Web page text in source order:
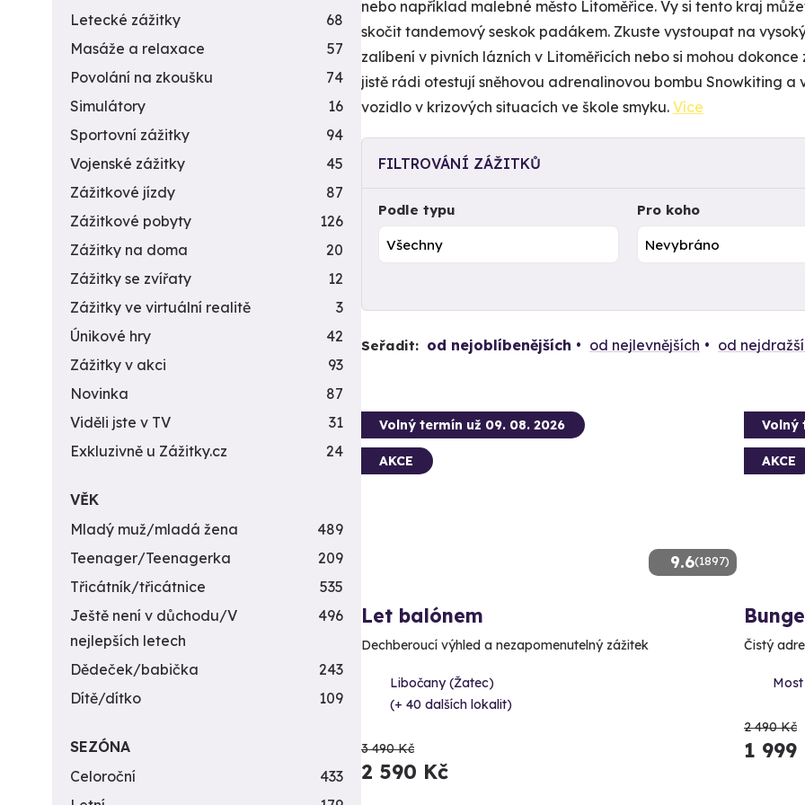
nebo například malebné město Litoměřice. Vy si tento kraj
skočit tandemový seskok padákem. Zkuste vystoupat na
zalíbení v pivních lázních v Litoměřicích nebo si mohou
jistě rádi otestují sněhovou adrenalinovou bombu Snowkiting
vozidlo v krizových situacích ve škole smyku. Více
FILTROVÁNÍ ZÁŽITKŮ
Podle typu Pro koho
Seřadit: od nejoblíbenějších od nejlevnějších od
9.6(1897)
Volný termín už 09. 08. 2026
AKCE
Let balónem
Dechberoucí výhled a nezapomenutelný zážitek
Libočany (Žatec)
(+ 40 dalších lokalit)
3 490 Kč
2 590 Kč
Volný
AKCE
Čistý
2 490 Kč
1 999
Letecké zážitky
68
Masáže a relaxace
57
Povolání na zkoušku
74
Simulátory
16
Sportovní zážitky
94
Vojenské zážitky
45
Zážitkové jízdy
87
Zážitkové pobyty
126
Zážitky na doma
20
Zážitky se zvířaty
12
Zážitky ve virtuální realitě
3
Únikové hry
42
Zážitky v akci
93
Novinka
87
Viděli jste v TV
31
Exkluzivně u Zážitky.cz
24
VĚK
Mladý muž/mladá žena
489
Teenager/Teenagerka
209
Třicátník/třicátnice
535
Ještě není v důchodu/V
nejlepších letech
496
Dědeček/babička
243
Dítě/dítko
109
SEZÓNA
Celoroční
433